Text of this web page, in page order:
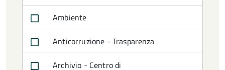
Ambiente
Anticorruzione - Trasparenza
Archivio - Centro di